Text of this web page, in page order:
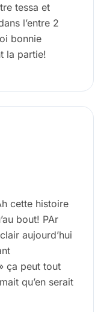
tessa et
l’entre 2
bonnie
la partie!
cette histoire
bout! PAr
aujourd’hui
ça peut tout
qu’en serait